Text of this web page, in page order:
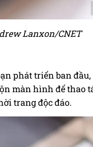
Lanxon/CNET
phát triển ban
màn hình để thao
trang độc đáo.